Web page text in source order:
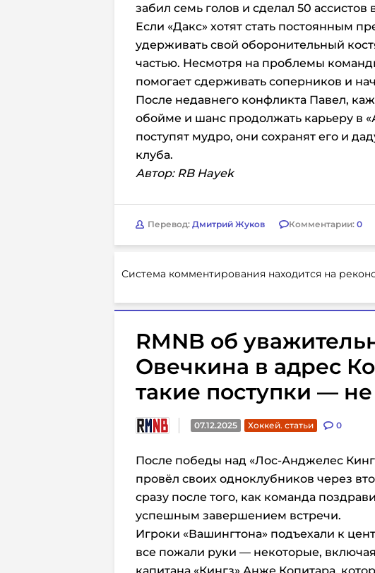
забил семь голов и сделал 50 ассистов
Если «Дакс» хотят стать постоянным
удерживать свой оборонительный
частью. Несмотря на проблемы
помогает сдерживать соперников и
После недавнего конфликта Павел,
обойме и шанс продолжать карьеру в
поступят мудро, они сохранят его и
клуба.
Автор: RB Hayek
Перевод: Дмитрий Жуков Комментарии: 0
Система комментирования находится на
RMNB об
Овечкина в адрес
такие поступки —
07.12.2025 Хоккей. статьи 0
После победы над «Лос-Анджелес
провёл своих одноклубников через
сразу после того, как команда
успешным завершением встречи.
Игроки «Вашингтона» подъехали к
все пожали руки — некоторые,